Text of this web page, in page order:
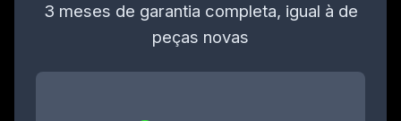
3 meses de garantia completa, igual à de
peças novas